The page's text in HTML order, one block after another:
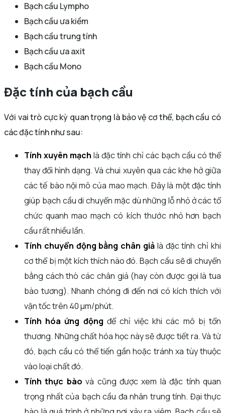
Bạch cầu Lympho
Bạch cầu ưa kiềm
Bạch cầu trung tính
Bạch cầu ưa axit
Bạch cầu Mono
Đặc tính của bạch cầu
Với vai trò cực kỳ quan trọng là bảo vệ cơ thể, bạch cầu có
các đặc tính như sau:
Tính xuyên mạch là đặc tính chỉ các bạch cầu có thể
thay đổi hình dạng. Và chui xuyên qua các khe hở giữa
các tế bào nội mô của mao mạch. Đây là một đặc tính
giúp bạch cầu di chuyển mặc dù những lỗ nhỏ ở các tổ
chức quanh mao mạch có kích thước nhỏ hơn bạch
cầu rất nhiều lần.
Tính chuyển động bằng chân giả là đặc tính chỉ khi
cơ thể bị một kích thích nào đó. Bạch cầu sẽ di chuyển
bằng cách thò các chân giả (hay còn được gọi là tua
bào tương). Nhanh chóng đi đến nơi có kích thích với
vận tốc trên 40 µm/phút.
Tính hóa ứng động để chỉ việc khi các mô bị tổn
thương. Những chất hóa học này sẽ được tiết ra. Và từ
đó, bạch cầu có thể tiến gần hoặc tránh xa tùy thuộc
vào loại chất đó.
Tính thực bào và cũng được xem là đặc tính quan
trọng nhất của bạch cầu đa nhân trung tính. Đại thực